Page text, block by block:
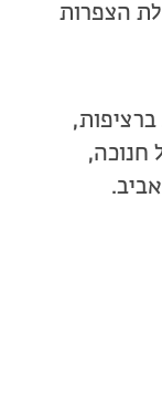
הצפרות
יום העיון מתקיים זו השנה ה- 45 ברציפות,
של חנוכה,